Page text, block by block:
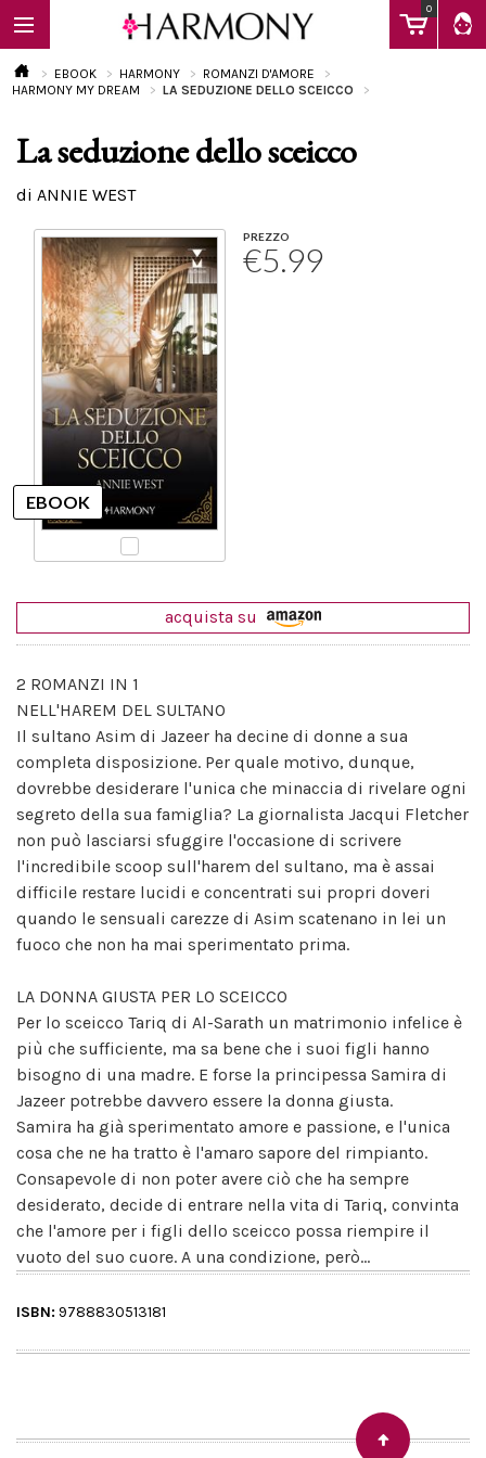
0
EBOOK
Calendario
EBOOK HARMONY
ROMANZI D'AMORE
HARMONY MY DREAM
LA SEDUZIONE DELLO SCEICCO
La seduzione dello sceicco
di ANNIE WEST
PREZZO
€5.99
acquista su
2 ROMANZI IN 1
NELL'HAREM DEL SULTANO
Il sultano Asim di Jazeer ha decine di donne a sua
completa disposizione. Per quale motivo, dunque,
dovrebbe desiderare l'unica che minaccia di rivelare ogni
segreto della sua famiglia? La giornalista Jacqui Fletcher
non può lasciarsi sfuggire l'occasione di scrivere
l'incredibile scoop sull'harem del sultano, ma è assai
difficile restare lucidi e concentrati sui propri doveri
quando le sensuali carezze di Asim scatenano in lei un
fuoco che non ha mai sperimentato prima.
LA DONNA GIUSTA PER LO SCEICCO
Per lo sceicco Tariq di Al-Sarath un matrimonio infelice è
più che sufficiente, ma sa bene che i suoi figli hanno
bisogno di una madre. E forse la principessa Samira di
Jazeer potrebbe davvero essere la donna giusta.
Samira ha già sperimentato amore e passione, e l'unica
cosa che ne ha tratto è l'amaro sapore del rimpianto.
Consapevole di non poter avere ciò che ha sempre
desiderato, decide di entrare nella vita di Tariq, convinta
che l'amore per i figli dello sceicco possa riempire il
vuoto del suo cuore. A una condizione, però...
ISBN: 9788830513181